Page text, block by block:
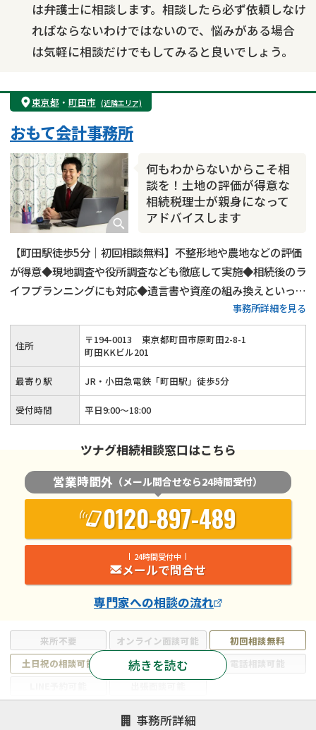
は弁護士に相談します。相談したら必ず依頼しなけ
ればならないわけではないので、悩みがある場合
は気軽に相談だけでもしてみると良いでしょう。
東京都 ・ 町田市 (近隣エリア)
何もわからないからこそ相
談を！土地の評価が得意な
相続税理士が親身になって
アドバイスします
おもて会計事務所
【町田駅徒歩5分｜初回相談無料】不整形地や農地などの評価
が得意◆現地調査や役所調査なども徹底して実施◆相続後のラ
イフプランニングにも対応◆遺言書や資産の組み換えといった
生前対策も可能◆話しやすくて親切な税理士が、お客様の悩み
に寄り添いながら相続税申告をサポートします。
事務所詳細を見る
来所不要 オンライン面談可能
初回相談無料
土日祝の相談可能
19時以降電話可能
電話相談可能
続きを読む
住所 〒194-0013
東京都町田市原町田2-8-1
町田KKビル201
最寄り駅 JR・小田急電鉄「町田駅」徒歩5分
受付時間 平日9:00～18:00
ツナグ相続相談窓口はこちら
営業時間外 （メール問合せなら24時間受付）
0120-897-489
24時間受付中
メールで問合せ
専門家への相談の流れ
事務所詳細